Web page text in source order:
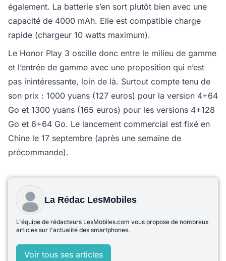
également. La batterie s’en sort plutôt bien avec une
capacité de 4000 mAh. Elle est compatible charge
rapide (chargeur 10 watts maximum).
Le Honor Play 3 oscille donc entre le milieu de gamme
et l’entrée de gamme avec une proposition qui n’est
pas inintéressante, loin de là. Surtout compte tenu de
son prix : 1000 yuans (127 euros) pour la version 4+64
Go et 1300 yuans (165 euros) pour les versions 4+128
Go et 6+64 Go. Le lancement commercial est fixé en
Chine le 17 septembre (après une semaine de
précommande).
La Rédac LesMobiles
L'équipe de rédacteurs LesMobiles.com vous propose de nombreux
articles sur l'actualité des smartphones.
Voir tous ses articles